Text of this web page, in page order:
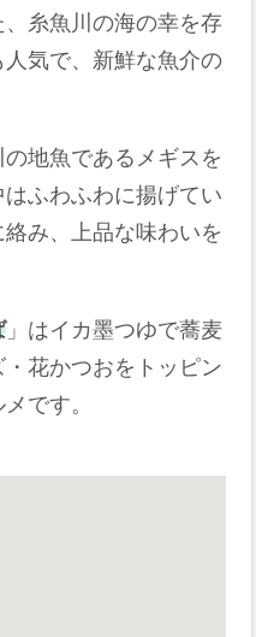
糸魚川の海の幸を存
気で、新鮮な魚介の
の地魚であるメギスを
ふわふわに揚げてい
み、上品な味わいを
」はイカ墨つゆで蕎麦
花かつおをトッピン
です。